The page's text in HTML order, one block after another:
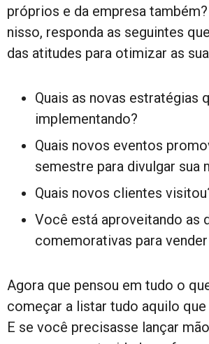
próprios e da empresa
nisso, responda as seguintes
das atitudes para otimizar as
Quais as novas estratégias
implementando?
Quais novos eventos
semestre para divulgar sua
Quais novos clientes
Você está aproveitando as
comemorativas para
Agora que pensou em tudo o
começar a listar tudo aquilo que
E se você precisasse lançar